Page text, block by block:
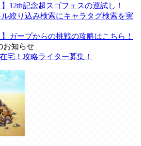
】12th記念超スゴフェスの運試し！
ル絞り込み検索にキャラタグ検索を実
】ガープからの挑戦の攻略はこちら！
お知らせ
宅！攻略ライター募集！